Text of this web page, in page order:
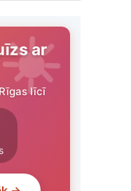
ar
līcī